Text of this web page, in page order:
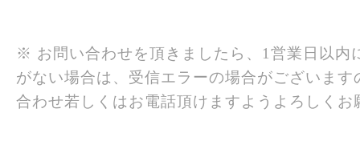
※ お問い合わせを頂きましたら、1営業日以内
がない場合は、受信エラーの場合がございま
合わせ若しくはお電話頂けますようよろしくお